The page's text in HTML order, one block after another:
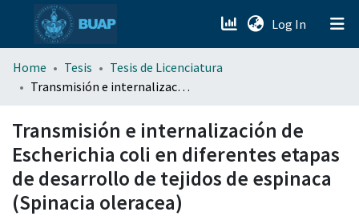
Log In (current)
menu.section.about_menu
Home Tesis
Tesis de Licenciatura
Transmisión e internalización de Escherichia coli en diferentes etapas de desarrollo de tejidos de espinaca (Spinacia oleracea)
Transmisión e internalización de
Escherichia coli en diferentes etapas
de desarrollo de tejidos de espinaca
(Spinacia oleracea)